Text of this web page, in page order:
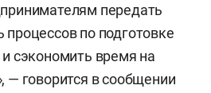
передать
процессов по подготовке
сэкономить время на
— говорится в сообщении